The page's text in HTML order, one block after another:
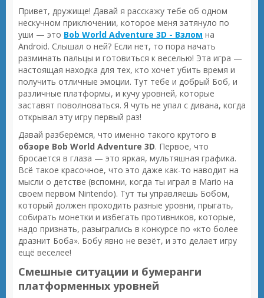
Привет, дружище! Давай я расскажу тебе об одном
нескучном приключении, которое меня затянуло по
уши — это Bob World Adventure 3D - Взлом на
Android. Слышал о ней? Если нет, то пора начать
разминать пальцы и готовиться к веселью! Эта игра —
настоящая находка для тех, кто хочет убить время и
получить отличные эмоции. Тут тебе и добрый Боб, и
различные платформы, и кучу уровней, которые
заставят поволноваться. Я чуть не упал с дивана, когда
открывал эту игру первый раз!
Давай разберёмся, что именно такого крутого в
обзоре Bob World Adventure 3D. Первое, что
бросается в глаза — это яркая, мультяшная графика.
Всё такое красочное, что это даже как-то наводит на
мысли о детстве (вспомни, когда ты играл в Mario на
своем первом Nintendo). Тут ты управляешь Бобом,
который должен проходить разные уровни, прыгать,
собирать монетки и избегать противников, которые,
надо признать, разыгрались в конкурсе по «кто более
дразнит Боба». Бобу явно не везёт, и это делает игру
ещё веселее!
Смешные ситуации и бумеранги
платформенных уровней